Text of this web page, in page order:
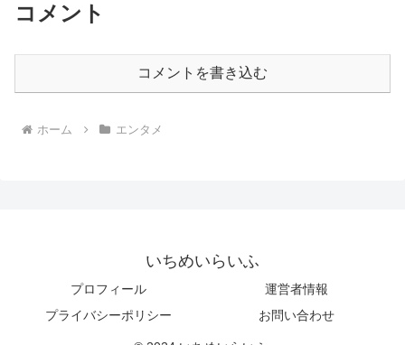
コメント
コメントを書き込む
ホーム エンタメ
いちめいらいふ
プロフィール
運営者情報
プライバシーポリシー
お問い合わせ